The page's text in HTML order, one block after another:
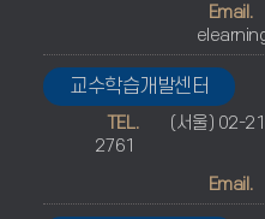
Email.
교수학습개발센터
TEL.
(서울) 02-
2761
Email.